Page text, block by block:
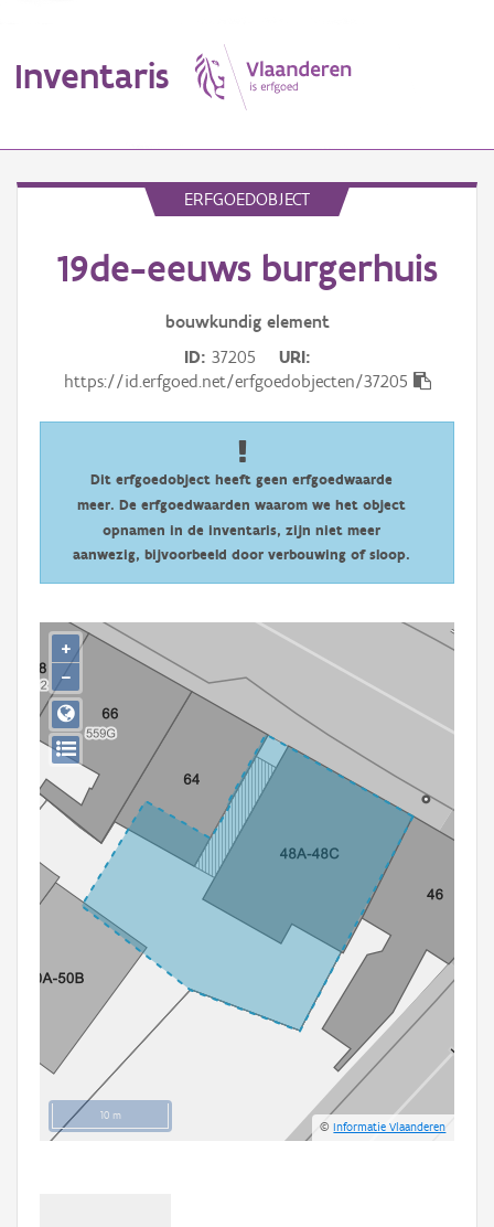
Inventaris
Erfgoedobject
Persoon of collectief
Downloads
Aanmelden
ERFGOEDOBJECT
19de-eeuws burgerhuis
bouwkundig element
ID 37205
URI
https://id.erfgoed.net/erfgoedobjecten/37205
Dit erfgoedobject heeft geen erfgoedwaarde
meer. De erfgoedwaarden waarom we het object
opnamen in de inventaris, zijn niet meer
aanwezig, bijvoorbeeld door verbouwing of sloop.
10 m
©Informatie Vlaanderen
+
−